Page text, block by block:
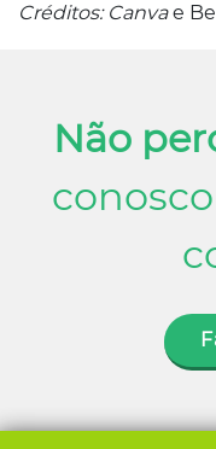
Créditos: Canvae
Não